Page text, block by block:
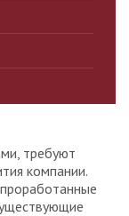
требуют
компании.